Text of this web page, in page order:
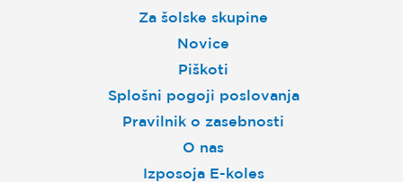
Za šolske skupine
Novice
Piškoti
Splošni pogoji poslovanja
Pravilnik o zasebnosti
O nas
Izposoja E-koles